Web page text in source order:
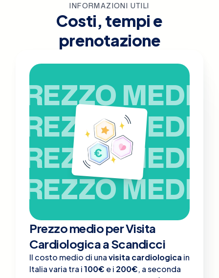
INFORMAZIONI UTILI
Costi, tempi e
prenotazione
PREZZO MEDIO
PREZZO MEDIO
PREZZO MEDIO
PREZZO MEDIO
Prezzo medio per Visita
Cardiologica a Scandicci
Il costo medio di unavisita cardiologica in
Italia varia tra i100€ e i 200€, a seconda